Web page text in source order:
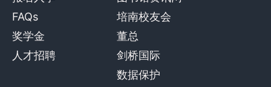
FAQs
奖学金
人才招聘
培南校友会
董总
剑桥国际
数据保护